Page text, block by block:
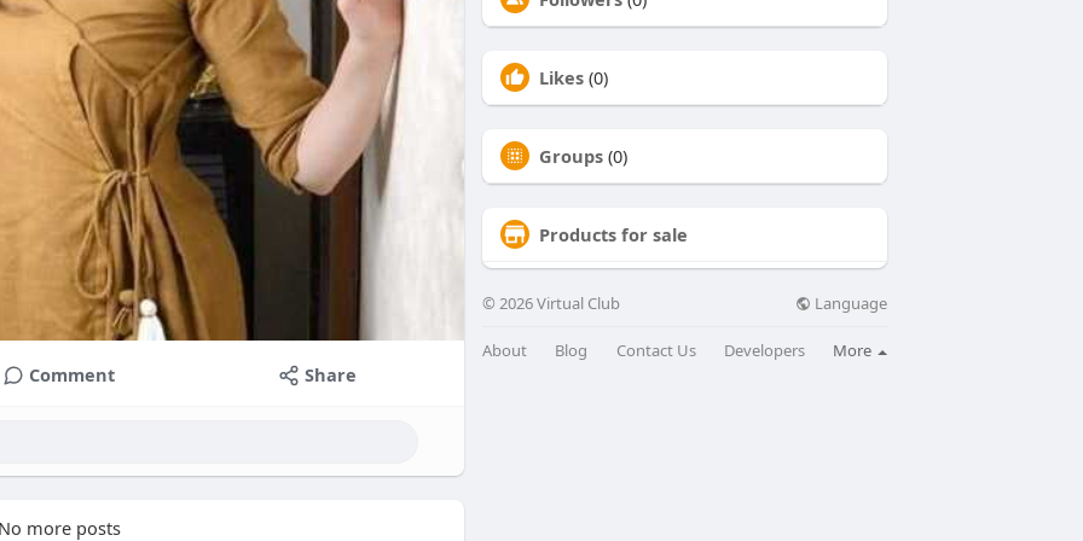
Comment Share
more posts
Likes (0)
Groups (0)
Products for sale
© 2026 Virtual Club Language
About Blog Contact Us Developers More